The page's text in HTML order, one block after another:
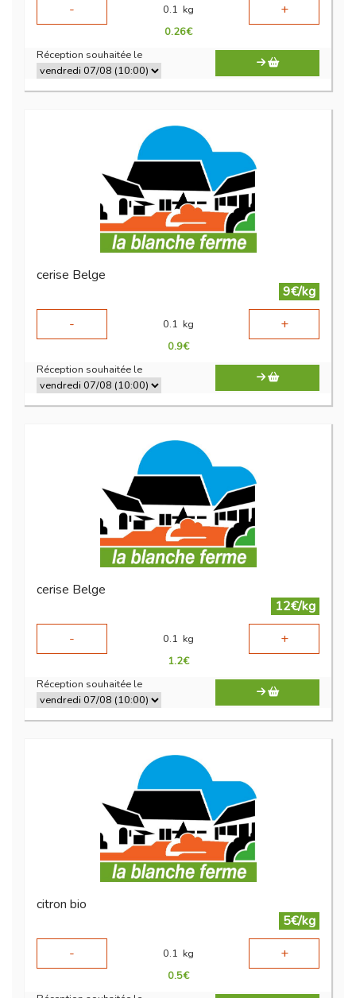
-
0.1 kg +
0.26€
Réception souhaitée le
cerise Belge
9€/kg
-
0.1 kg +
0.9€
Réception souhaitée le
cerise Belge
12€/kg
-
0.1 kg +
1.2€
Réception souhaitée le
citron bio
5€/kg
-
0.1 kg +
0.5€